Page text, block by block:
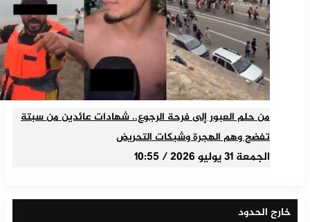
من حلم العبور إلى فرحة الرجوع.. شهادات عائدين من سبتة
تفضح وهم الهجرة وشبكات التحريض
الجمعة 31 يوليو 2026 / 10:55
خارج الحدود